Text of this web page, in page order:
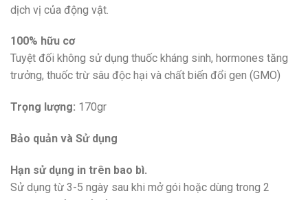
dịch vị của động vật.
100% hữu cơ
Tuyệt đối không sử dụng thuốc kháng sinh, hormones tăng
trưởng, thuốc trừ sâu độc hại và chất biến đổi gen (GMO)
Trọng lượng: 170gr
Bảo quản và Sử dụng
Hạn sử dụng in trên bao bì.
Sử dụng từ 3-5 ngày sau khi mở gói hoặc dùng trong 2